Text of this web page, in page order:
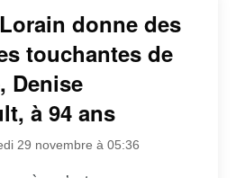
donne des
touchantes de
Denise
à 94 ans
29 novembre à 05:36